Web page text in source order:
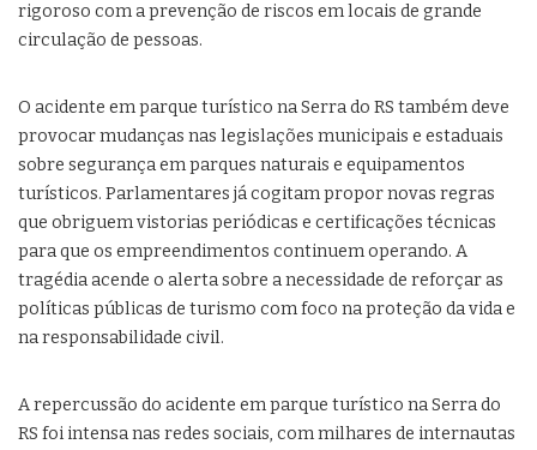
rigoroso com a prevenção de riscos em locais de grande
circulação de pessoas.
O acidente em parque turístico na Serra do RS também deve
provocar mudanças nas legislações municipais e estaduais
sobre segurança em parques naturais e equipamentos
turísticos. Parlamentares já cogitam propor novas regras
que obriguem vistorias periódicas e certificações técnicas
para que os empreendimentos continuem operando. A
tragédia acende o alerta sobre a necessidade de reforçar as
políticas públicas de turismo com foco na proteção da vida e
na responsabilidade civil.
A repercussão do acidente em parque turístico na Serra do
RS foi intensa nas redes sociais, com milhares de internautas